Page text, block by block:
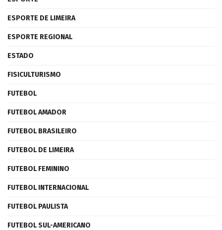
ESPORTE DE LIMEIRA
ESPORTE REGIONAL
ESTADO
FISICULTURISMO
FUTEBOL
FUTEBOL AMADOR
FUTEBOL BRASILEIRO
FUTEBOL DE LIMEIRA
FUTEBOL FEMININO
FUTEBOL INTERNACIONAL
FUTEBOL PAULISTA
FUTEBOL SUL-AMERICANO